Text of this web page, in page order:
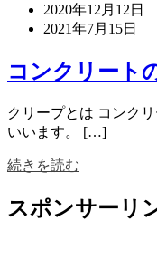
2020年12月12日
2021年7月15日
コンクリート
クリープとは コンク
いいます。 […]
続きを読む
スポンサーリ